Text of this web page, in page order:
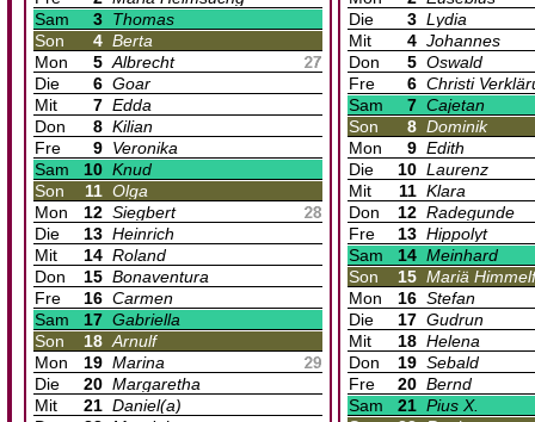
Sam
3 Thomas
Son
4 Berta
Mon
5 Albrecht
Die
6 Goar
Mit
7 Edda
Don
8 Kilian
Fre
9 Veronika
Sam
10 Knud
Son
11 Olga
Mon
12 Siegbert
Die
13 Heinrich
Mit
14 Roland
Don
15 Bonaventura
Fre
16 Carmen
Sam
17 Gabriella
Son
18 Arnulf
Mon
19 Marina
Die
20 Margaretha
Mit
21 Daniel(a)
Die
3 Lydia
Mit
4 Johannes
Don
5 Oswald
Fre
6 Christi
Sam
7 Cajetan
Son
8 Dominik
Mon
9 Edith
Die
10 Laurenz
Mit
11 Klara
Don
12 Radegunde
Fre
13 Hippolyt
Sam
14 Meinhard
Son
15 Mariä
Mon
16 Stefan
Die
17 Gudrun
Mit
18 Helena
Don
19 Sebald
Fre
20 Bernd
Sam
21 Pius X.